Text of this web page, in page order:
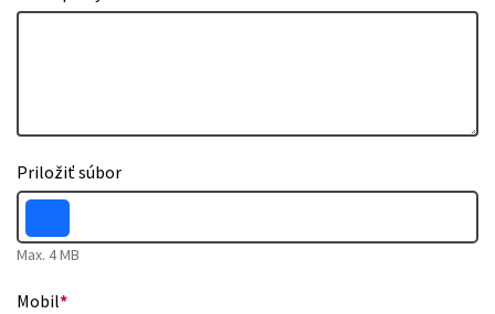
Priložiť súbor
Max. 4 MB
Mobil*